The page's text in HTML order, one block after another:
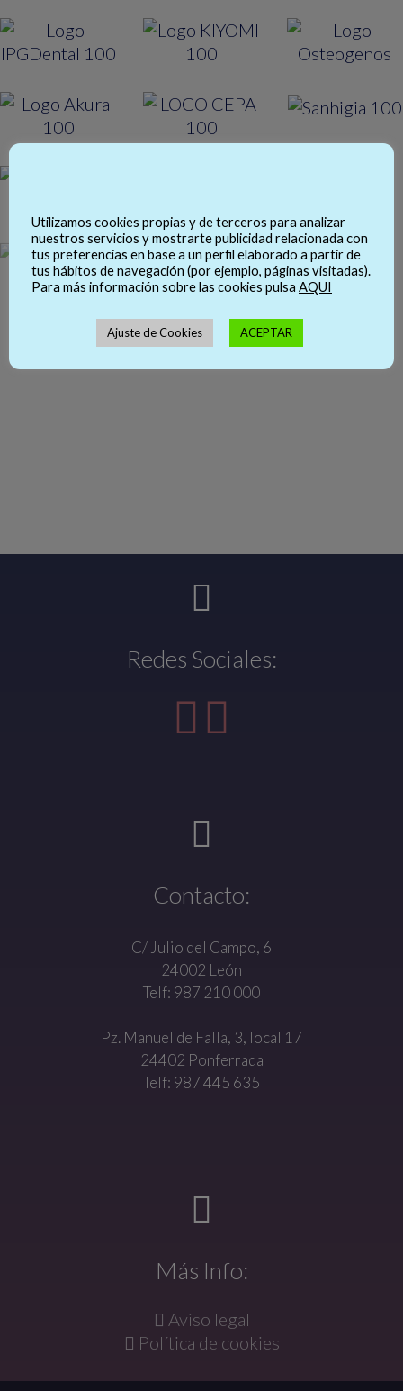
Redes Sociales:
Contacto:
C/ Julio del Campo, 6
24002 León
Telf: 987 210 000
Pz. Manuel de Falla, 3, local 17
24402 Ponferrada
Telf: 987 445 635
Más Info:
Aviso legal
Política de cookies
Utilizamos cookies propias y de terceros para analizar
nuestros servicios y mostrarte publicidad relacionada con
tus preferencias en base a un perfil elaborado a partir de
tus hábitos de navegación (por ejemplo, páginas visitadas).
Para más información sobre las cookies pulsa AQUI
Ajuste de Cookies ACEPTAR